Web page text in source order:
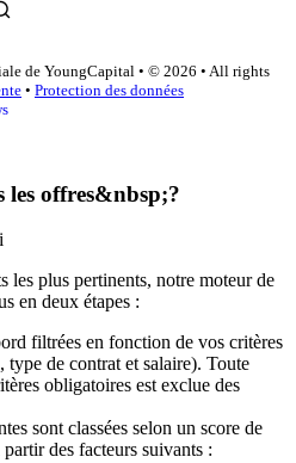
de YoungCapital • © 2026 • All rights
• Protection des données
les offres&nbsp;?
les plus pertinents, notre moteur de
en deux étapes :
filtrées en fonction de vos critères
type de contrat et salaire). Toute
obligatoires est exclue des
sont classées selon un score de
des facteurs suivants :